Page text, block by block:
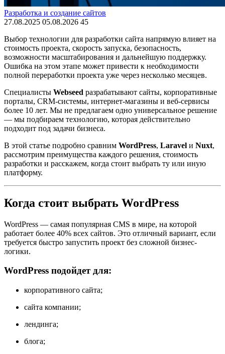
Разработка и создание сайтов
27.08.2025 05.08.2026 45
Выбор технологии для разработки сайта напрямую влияет на
стоимость проекта, скорость запуска, безопасность,
возможности масштабирования и дальнейшую поддержку.
Ошибка на этом этапе может привести к необходимости
полной переработки проекта уже через несколько месяцев.
Специалисты Webseed разрабатывают сайты, корпоративные
порталы, CRM-системы, интернет-магазины и веб-сервисы
более 10 лет. Мы не предлагаем одно универсальное решение
— мы подбираем технологию, которая действительно
подходит под задачи бизнеса.
В этой статье подробно сравним WordPress, Laravel и Nuxt,
рассмотрим преимущества каждого решения, стоимость
разработки и расскажем, когда стоит выбрать ту или иную
платформу.
Когда стоит выбрать WordPress
WordPress — самая популярная CMS в мире, на которой
работает более 40% всех сайтов. Это отличный вариант, если
требуется быстро запустить проект без сложной бизнес-
логики.
WordPress подойдет для:
корпоративного сайта;
сайта компании;
лендинга;
блога;